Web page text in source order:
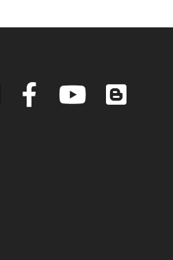
Pinterest Facebook YouTube